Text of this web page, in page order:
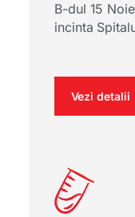
B-dul 15
incinta
Vezi detalii